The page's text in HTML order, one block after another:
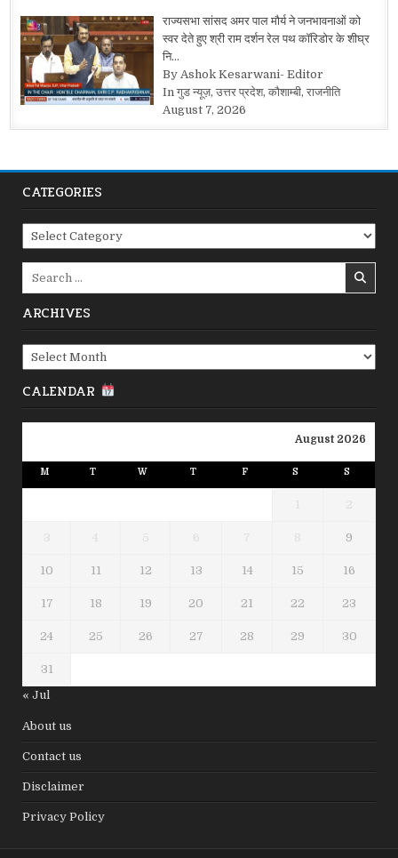
राज्यसभा सांसद अमर पाल मौर्य ने जनभावनाओं को
स्वर देते हुए श्री राम दर्शन रेल पथ कॉरिडोर के शीघ्र
नि…
By Ashok Kesarwani- Editor
In गुड न्यूज़, उत्तर प्रदेश, कौशाम्बी, राजनीति
August 7, 2026
CATEGORIES
Categories
ARCHIVES
Archives
CALENDAR
August 2026
M T W T F S S
1 2
3 4 5 6 7 8 9
10 11 12 13 14 15 16
17 18 19 20 21 22 23
24 25 26 27 28 29 30
31
« Jul
About us
Contact us
Disclaimer
Privacy Policy